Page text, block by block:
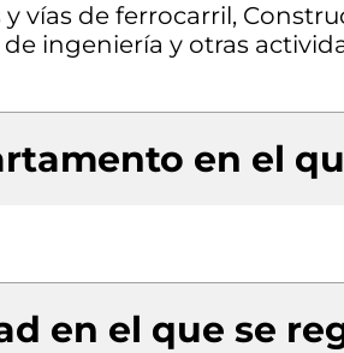
vías de ferrocarril,
ingeniería y otras
en el
en el que se